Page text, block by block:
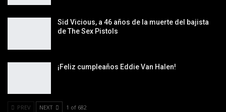
Sid Vicious, a 46 años de la muerte del bajista
de The Sex Pistols
¡Feliz cumpleaños Eddie Van Halen!
PREV NEXT 1 of 682